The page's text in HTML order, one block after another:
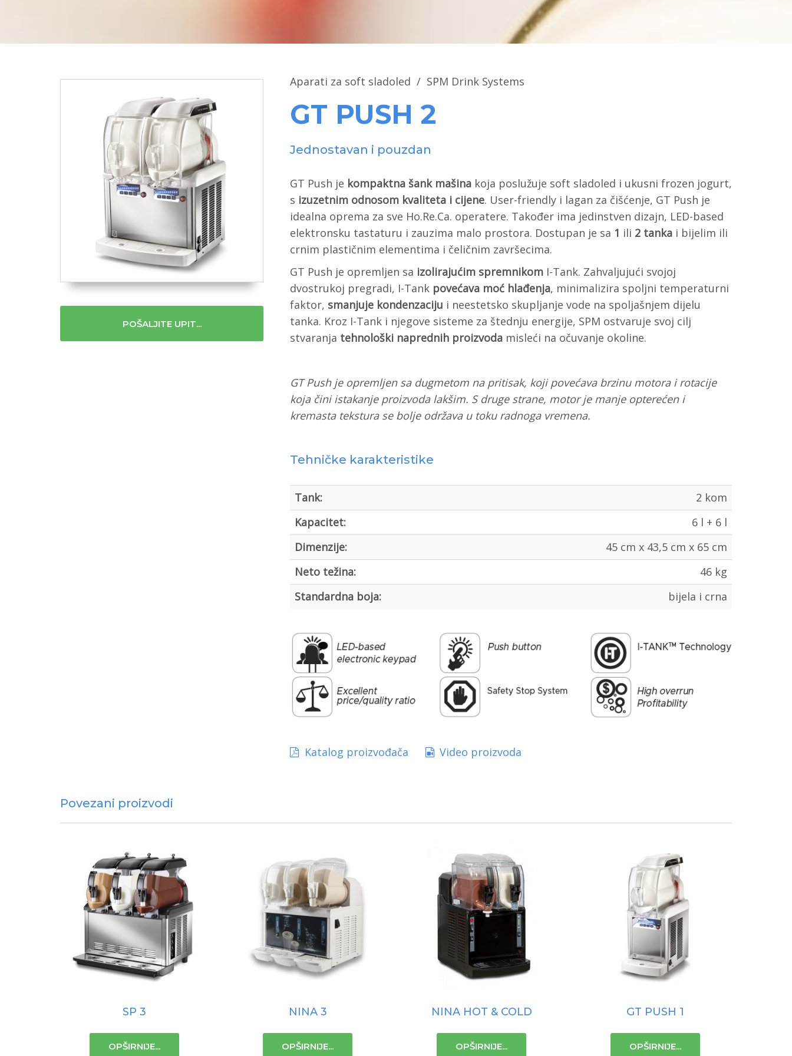
POŠALJITE UPIT...
Aparati za soft sladoled / SPM Drink Systems
GT PUSH 2
Jednostavan i pouzdan
GT Push je kompaktna šank mašina koja poslužuje soft sladoled i ukusni frozen jogurt,
s izuzetnim odnosom kvaliteta i cijene. User-friendly i lagan za čišćenje, GT Push je
idealna oprema za sve Ho.Re.Ca. operatere. Također ima jedinstven dizajn, LED-based
elektronsku tastaturu i zauzima malo prostora. Dostupan je sa 1 ili 2 tanka i bijelim ili
crnim plastičnim elementima i čeličnim završecima.
GT Push je opremljen sa izolirajućim spremnikom I-Tank. Zahvaljujući svojoj
dvostrukoj pregradi, I-Tank povećava moć hlađenja, minimalizira spoljni temperaturni
faktor, smanjuje kondenzaciju i neestetsko skupljanje vode na spoljašnjem dijelu
tanka. Kroz I-Tank i njegove sisteme za štednju energije, SPM ostvaruje svoj cilj
stvaranja tehnološki naprednih proizvoda misleći na očuvanje okoline.
GT Push je opremljen sa dugmetom na pritisak, kojipovećava brzinu motora i rotacije
koja čini istakanje proizvoda lakšim. S druge strane, motorje manje opterećen i
kremasta tekstura se bolje održava u toku radnoga vremena.
Tehničke karakteristike
Tank:
2 kom
Kapacitet:
6 l + 6 l
Dimenzije:
45 cm x 43,5 cm x 65 cm
Neto težina:
46 kg
Standardna boja:
bijela i crna
Katalog proizvođača Video proizvoda
Povezani proizvodi
SP 3
OPŠIRNIJE...
NINA 3
OPŠIRNIJE...
NINA HOT & COLD
OPŠIRNIJE...
GT PUSH 1
OPŠIRNIJE...